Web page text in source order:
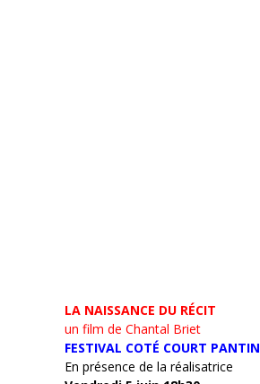
LA NAISSANCE DU RÉCIT
un film de Chantal Briet
FESTIVAL COTÉ COURT PANTIN
En présence de la réalisatrice